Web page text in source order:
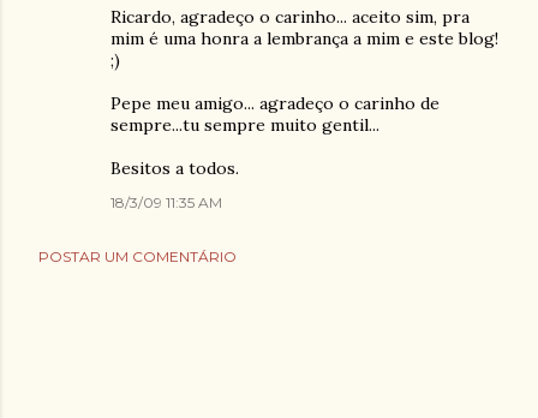
Ricardo, agradeço o carinho... aceito sim, pra
mim é uma honra a lembrança a mim e este blog!
;)
Pepe meu amigo... agradeço o carinho de
sempre...tu sempre muito gentil...
Besitos a todos.
18/3/09 11:35 AM
POSTAR UM COMENTÁRIO